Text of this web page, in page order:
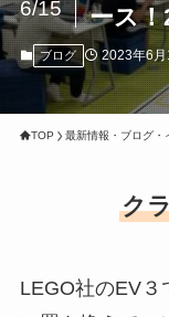
ース！
6/15
ブログ 2023年6月
TOP 最新情報・ブログ・
ク
LEGO社のEV３